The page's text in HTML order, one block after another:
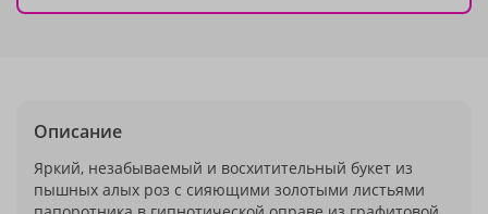
Описание
Яркий, незабываемый и восхитительный букет из
пышных алых роз с сияющими золотыми листьями